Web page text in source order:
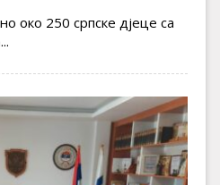
око 250 српске дјеце са